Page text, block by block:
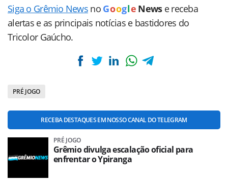
Siga o Grêmio News no Goog le News e receba
alertas e as principais notícias e bastidores do
Tricolor Gaúcho.
PRÉ JOGO
RECEBA DESTAQUES EM NOSSO CANAL DO TELEGRAM
PRÉ JOGO
Grêmio divulga escalação oficial para
enfrentar o Ypiranga